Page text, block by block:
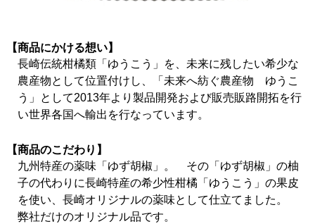
【商品にかける想い】
長崎伝統柑橘類「ゆうこう」を、未来に残したい希少な
農産物として位置付けし、「未来へ紡ぐ農産物 ゆうこ
う」として2013年より製品開発および販売販路開拓を行
い世界各国へ輸出を行なっています。
【商品のこだわり】
九州特産の薬味「ゆず胡椒」。 その「ゆず胡椒」の柚
子の代わりに長崎特産の希少性柑橘「ゆうこう」の果皮
を使い、長崎オリジナルの薬味として仕立てました。
弊社だけのオリジナル品です。